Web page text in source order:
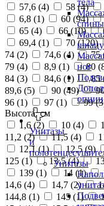
тела
спины
шиацу
ног
опции
Унитазы
и
Унитазы
57,6 (4) 58 (4)
6,8 (1) 60 (94)
65 (4) 66 (10)
69,4 (1) 70 (120)
74 (2) 74,6 (4) 75
79 (4) 8,9 (1) 80 (
84 (3) 84,6 (1) 85
89,6 (5) 90 (49)
96 (1) 97 (1) 99 (3
Высота, см
1,6 (2) 10 (4)
11,2 (2) 11,5 (4)
12,1 (1) 12,5 (9)
125 (1) 13,5 (4)
139 (1) 14 (1)
14,6 (4) 14,7 (2)
144,8 (1) 145 (1)